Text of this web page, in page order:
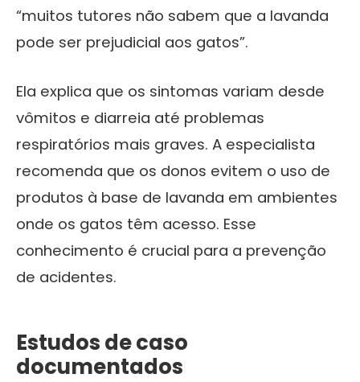
“muitos tutores não sabem que a lavanda
pode ser prejudicial aos gatos”.
Ela explica que os sintomas variam desde
vômitos e diarreia até problemas
respiratórios mais graves. A especialista
recomenda que os donos evitem o uso de
produtos à base de lavanda em ambientes
onde os gatos têm acesso. Esse
conhecimento é crucial para a prevenção
de acidentes.
Estudos de caso
documentados